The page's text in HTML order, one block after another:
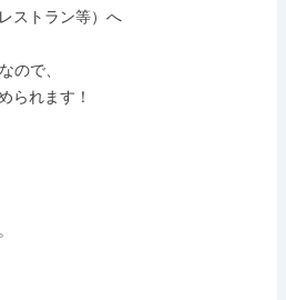
ストラン等）へ
ので、
られます！